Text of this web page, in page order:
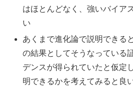
はほとんどなく、強いバイア
い
あくまで進化論で説明できる
の結果としてそうなっている
デンスが得られていたと仮定
明できるかを考えてみると良